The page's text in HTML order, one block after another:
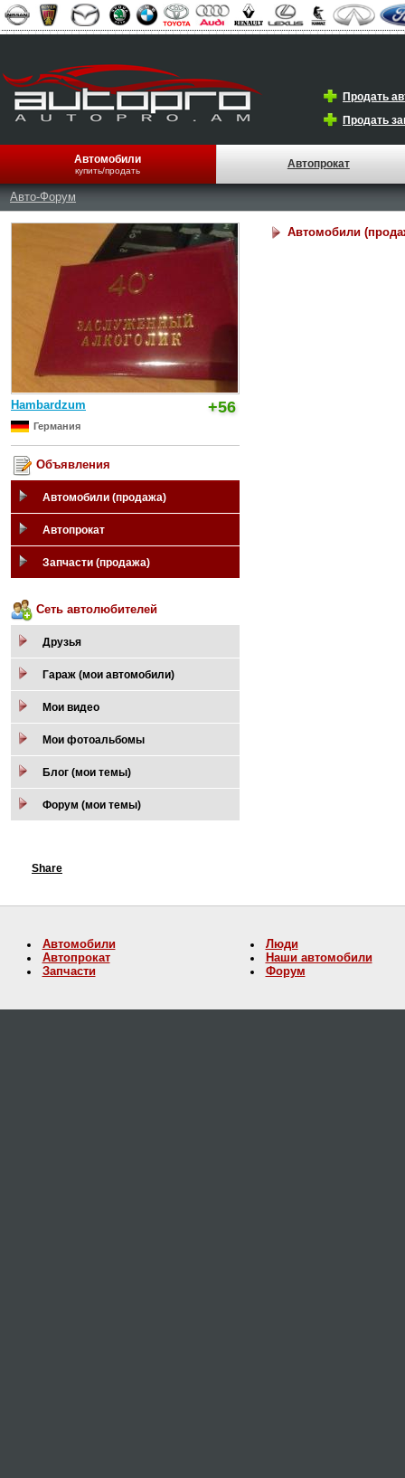
Продать
Продать
Автомобили
купить/продать
Автопрокат
Авто-Форум
Hambardzum +56
Германия
Объявления
Автомобили (продажа)
Автопрокат
Запчасти (продажа)
Сеть автолюбителей
Друзья
Гараж (мои автомобили)
Мои видео
Мои фотоальбомы
Блог (мои темы)
Форум (мои темы)
Share
Автомобили
Автомобили
Автопрокат
Запчасти
Люди
Наши автомобили
Форум